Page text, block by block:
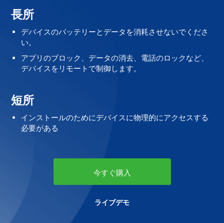
長所
デバイスのバッテリーとデータを消耗させないでくださ
い。
アプリのブロック、データの消去、電話のロックなど、
デバイスをリモートで制御します。
短所
インストールのためにデバイスに物理的にアクセスする
必要がある
今すぐ購入
ライブデモ